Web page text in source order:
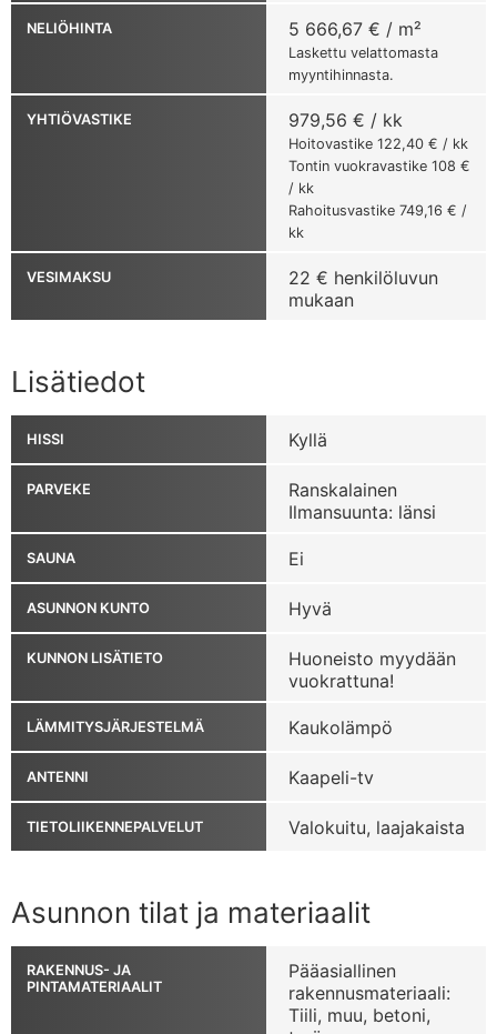
NELIÖHINTA 5 666,67 € / m²
Laskettu velattomasta
myyntihinnasta.
YHTIÖVASTIKE 979,56 € / kk
Hoitovastike 122,40 € / kk
Tontin vuokravastike 108 €
/ kk
Rahoitusvastike 749,16 € /
kk
VESIMAKSU
22 € henkilöluvun
mukaan
Lisätiedot
HISSI Kyllä
PARVEKE
Ranskalainen
Ilmansuunta: länsi
SAUNA Ei
ASUNNON KUNTO Hyvä
KUNNON LISÄTIETO
Huoneisto myydään
vuokrattuna!
LÄMMITYSJÄRJESTELMÄ Kaukolämpö
ANTENNI Kaapeli-tv
TIETOLIIKENNEPALVELUT Valokuitu, laajakaista
Asunnon tilat ja materiaalit
RAKENNUS- JA
PINTAMATERIAALIT
Pääasiallinen
rakennusmateriaali:
Tiili, muu, betoni,